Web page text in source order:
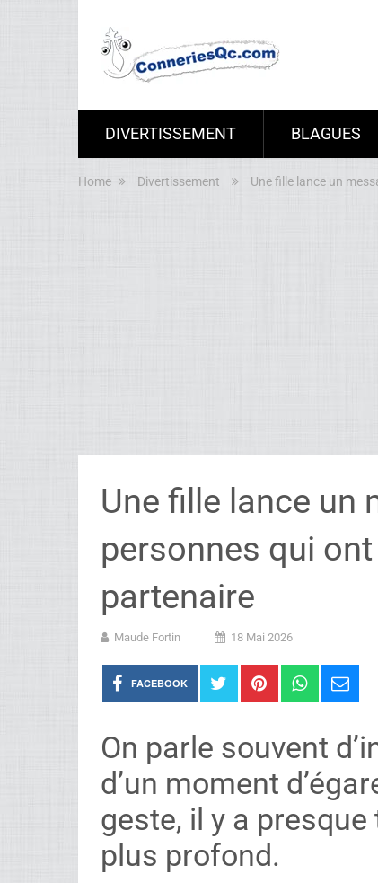
DIVERTISSEMENT BLAGUES
Home Divertissement Une fille lance un
Une fille lance un
personnes qui
partenaire
On parle souvent
d’un moment
geste, il y a
plus profond.